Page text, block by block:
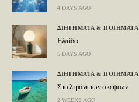
4 DAYS AGO
ΔΙΗΓΗΜΑΤΑ & ΠΟΙΗΜΑΤΑ
Ελπίδα
5 DAYS AGO
ΔΙΗΓΗΜΑΤΑ & ΠΟΙΗΜΑΤΑ
Στο λιμάνι των σκέψεων
2 WEEKS AGO